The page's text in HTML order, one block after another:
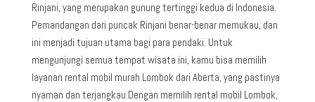
Rinjani, yang merupakan gunung tertinggi kedua di Indonesia.
Pemandangan dari puncak Rinjani benar-benar memukau, dan
ini menjadi tujuan utama bagi para pendaki. Untuk
mengunjungi semua tempat wisata ini, kamu bisa memilih
layanan rental mobil murah Lombok dari Aberta, yang pastinya
nyaman dan terjangkau.Dengan memilih rental mobil Lombok,